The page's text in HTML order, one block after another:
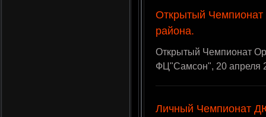
Открытый Чемпионат
района.
Открытый Чемпионат
ФЦ"Самсон", 20 апреля
Личный Чемпионат